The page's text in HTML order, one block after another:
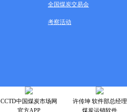
全国煤炭交易会
考察活动
CCTD中国煤炭市场网
官方APP
许传坤 软件部总经理
煤炭运销软件